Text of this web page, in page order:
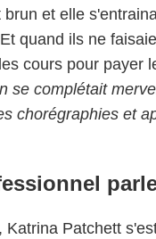
et elle
quand ils ne
cours pour payer
se complétait
chorégraphies et
Patchett